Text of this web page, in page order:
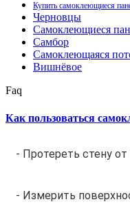
Купить самоклеющиеся
Черновцы
Самоклеющиеся
Самбор
Самоклеющаяся
Вишнёвое
Faq
Как пользоваться
- Протереть стену
- Измерить